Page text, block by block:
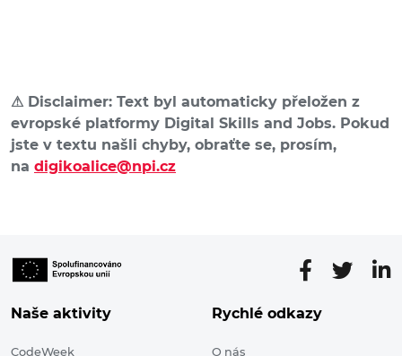
⚠ Disclaimer: Text byl automaticky přeložen z
evropské platformy Digital Skills and Jobs. Pokud
jste v textu našli chyby, obraťte se, prosím,
na digikoalice@npi.cz
Naše aktivity
CodeWeek
Rychlé odkazy
O nás